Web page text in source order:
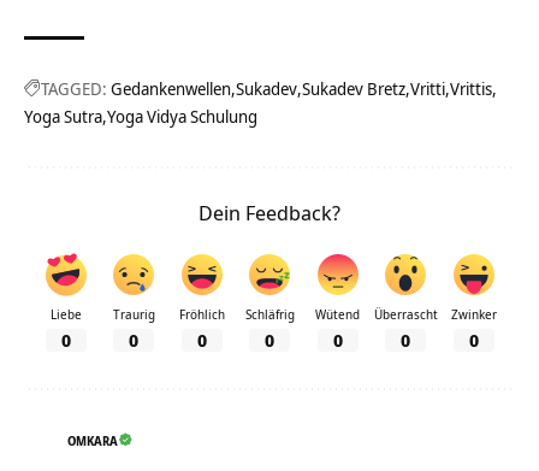
TAGGED: Gedankenwellen Sukadev Sukadev Bretz Vritti Vrittis
Yoga Sutra Yoga Vidya Schulung
Dein Feedback?
Liebe
0
Traurig
0
Fröhlich
0
Schläfrig
0
Wütend
0
Überrascht
0
Zwinker
0
OMKARA